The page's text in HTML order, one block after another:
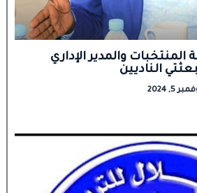
المنتخبات والمدير الإداري
الناديين
5, 2024